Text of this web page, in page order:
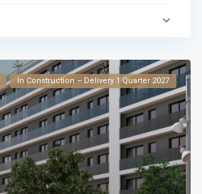
In Construction – Delivery 1 Quarter 2027